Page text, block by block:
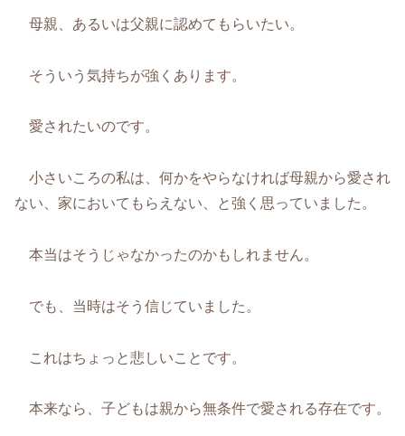
母親、あるいは父親に認めてもらいたい。
そういう気持ちが強くあります。
愛されたいのです。
小さいころの私は、何かをやらなければ母親から愛され
ない、家においてもらえない、と強く思っていました。
本当はそうじゃなかったのかもしれません。
でも、当時はそう信じていました。
これはちょっと悲しいことです。
本来なら、子どもは親から無条件で愛される存在です。